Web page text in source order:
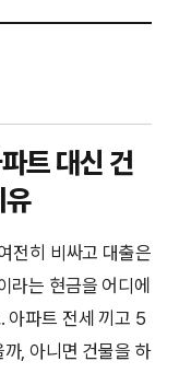
트 대신 건
유
전히 비싸고 대출은
라는 현금을 어디에
아파트 전세 끼고 5
, 아니면 건물을 하